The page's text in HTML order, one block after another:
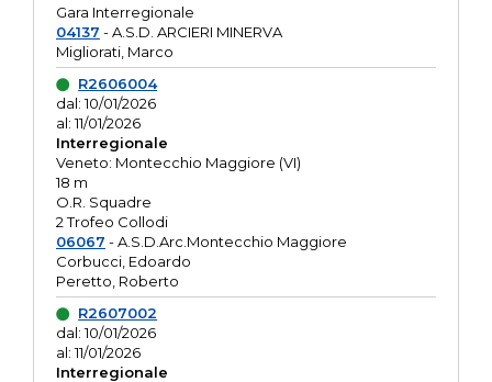
Gara Interregionale
04137 - A.S.D. ARCIERI MINERVA
Migliorati, Marco
R2606004
dal: 10/01/2026
al: 11/01/2026
Interregionale
Veneto: Montecchio Maggiore (VI)
18 m
O.R. Squadre
2 Trofeo Collodi
06067 - A.S.D.Arc.Montecchio Maggiore
Corbucci, Edoardo
Peretto, Roberto
R2607002
dal: 10/01/2026
al: 11/01/2026
Interregionale